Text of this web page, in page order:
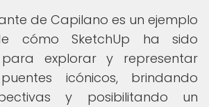
de Capilano es un ejemplo
cómo SketchUp ha sido
explorar y representar
icónicos, brindando
y posibilitando un